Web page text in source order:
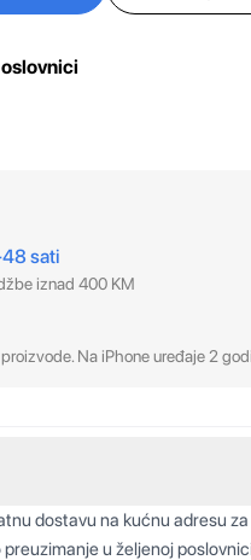
sati
iznad 400 KM
Na iPhone uređaje 2
dostavu na kućnu adresu
u željenoj